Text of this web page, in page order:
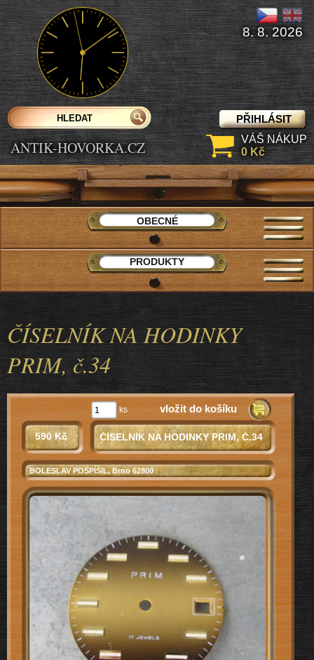
ČÍSELNÍK NA HODINKY
PRIM, č.34
590 Kč ČÍSELNÍK NA HODINKY PRIM, Č.34
BOLESLAV POSPÍŠIL
ks vložit do košíku
ANTIK-HOVORKA.CZ
PŘIHLÁSIT
8. 8. 2026
VÁŠ NÁKUP
0 Kč
OBECNÉ
PRODUKTY